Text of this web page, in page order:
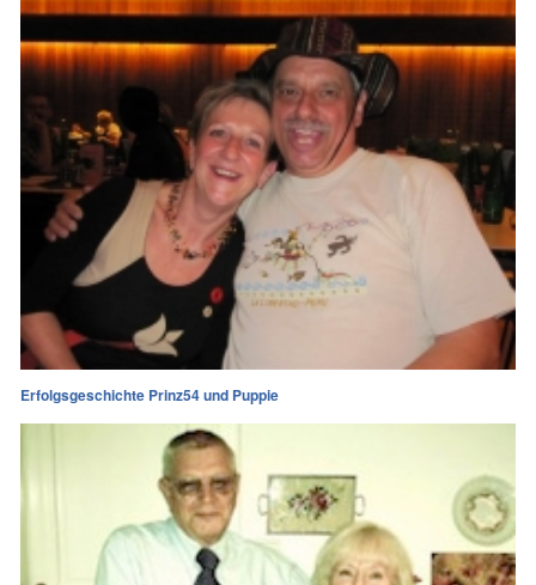
Erfolgsgeschichte Prinz54 und Puppie